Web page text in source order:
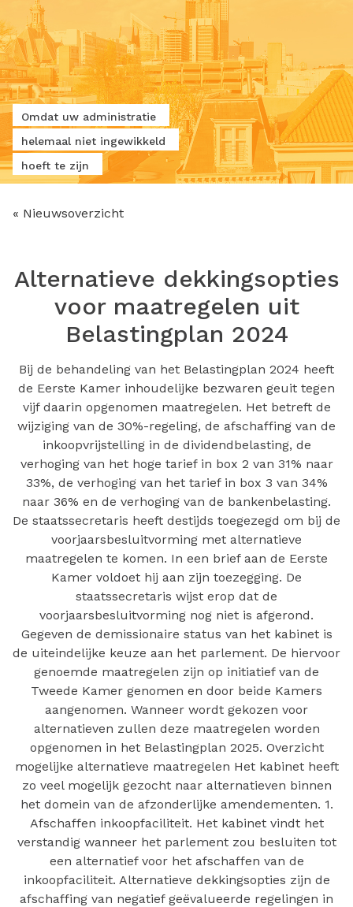
Omdat uw administratie
helemaal niet ingewikkeld
hoeft te zijn
« Nieuwsoverzicht
Alternatieve dekkingsopties
voor maatregelen uit
Belastingplan 2024
Bij de behandeling van het Belastingplan 2024 heeft
de Eerste Kamer inhoudelijke bezwaren geuit tegen
vijf daarin opgenomen maatregelen. Het betreft de
wijziging van de 30%-regeling, de afschaffing van de
inkoopvrijstelling in de dividendbelasting, de
verhoging van het hoge tarief in box 2 van 31% naar
33%, de verhoging van het tarief in box 3 van 34%
naar 36% en de verhoging van de bankenbelasting.
De staatssecretaris heeft destijds toegezegd om bij de
voorjaarsbesluitvorming met alternatieve
maatregelen te komen. In een brief aan de Eerste
Kamer voldoet hij aan zijn toezegging. De
staatssecretaris wijst erop dat de
voorjaarsbesluitvorming nog niet is afgerond.
Gegeven de demissionaire status van het kabinet is
de uiteindelijke keuze aan het parlement. De hiervoor
genoemde maatregelen zijn op initiatief van de
Tweede Kamer genomen en door beide Kamers
aangenomen. Wanneer wordt gekozen voor
alternatieven zullen deze maatregelen worden
opgenomen in het Belastingplan 2025. Overzicht
mogelijke alternatieve maatregelen Het kabinet heeft
zo veel mogelijk gezocht naar alternatieven binnen
het domein van de afzonderlijke amendementen. 1.
Afschaffen inkoopfaciliteit. Het kabinet vindt het
verstandig wanneer het parlement zou besluiten tot
een alternatief voor het afschaffen van de
inkoopfaciliteit. Alternatieve dekkingsopties zijn de
afschaffing van negatief geëvalueerde regelingen in